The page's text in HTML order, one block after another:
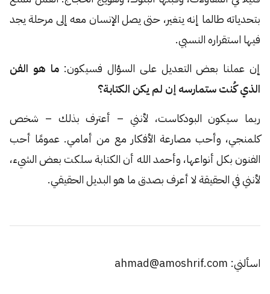
بتحدياته طالما إنه يتغير، حتى يصل الإنسان معه إلى مرحلة يجد
فيها استقراره النسبي.
إن عملنا بعض التعديل على السؤال فسيكون:ما هو الفن
الذي كُنت ستمارسه إن لم يكن الكتابة؟
ربما سيكون البودكاست، لأنني – أعترف بذلك – شخص
كلمنجي، وأحب مصارعة الأفكار مع من أمامي. عمومًا أحب
الفنون بكل أنواعها، وأحمد الله أن الكتابة سلكت بعض الشيء،
لأنني في الحقيقة لا أعرف بصدق ما هو البديل الحقيقي.
اسألني: ahmad@amoshrif.com